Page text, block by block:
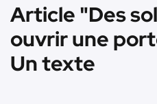
Article "Des
ouvrir une
Un texte